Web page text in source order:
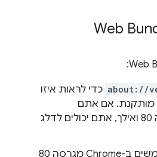
about:// כדי לראות איזו
גרסה של Chrome מותקנת. אם אתם
משתמשים בגרסה 80 ואילך, אתם יכולים לדלג
אם אתם לא משתמשים ב-Chrome מגרסה 80